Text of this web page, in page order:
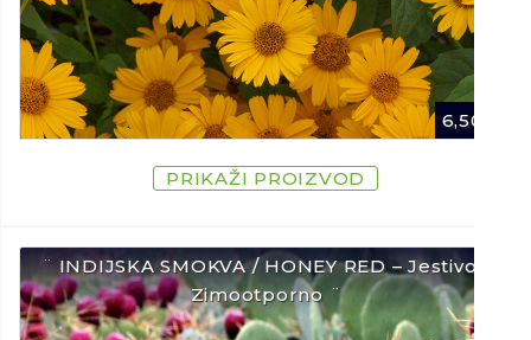
6,50
PRIKAŽI PROIZVOD
¨ INDIJSKA SMOKVA / HONEY RED – Jestivo /
Zimootporno ¨